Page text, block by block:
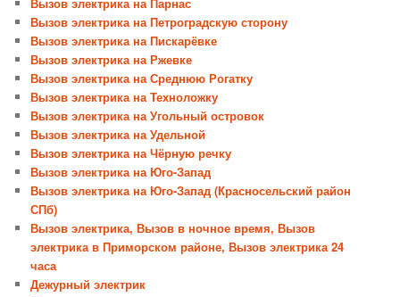
Вызов электрика на Петроградскую сторону
Вызов электрика на Пискарёвке
Вызов электрика на Ржевке
Вызов электрика на Среднюю Рогатку
Вызов электрика на Техноложку
Вызов электрика на Угольный островок
Вызов электрика на Удельной
Вызов электрика на Чёрную речку
Вызов электрика на Юго-Запад
Вызов электрика на Юго-Запад (Красносельский район
СПб)
Вызов электрика, Вызов в ночное время, Вызов
электрика в Приморском районе, Вызов электрика 24
часа
Дежурный электрик